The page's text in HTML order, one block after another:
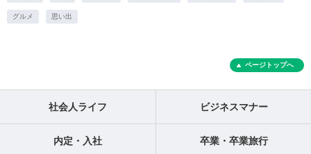
グルメ 思い出
ページトップへ
社会人ライフ ビジネスマナー
内定・入社 卒業・卒業旅行